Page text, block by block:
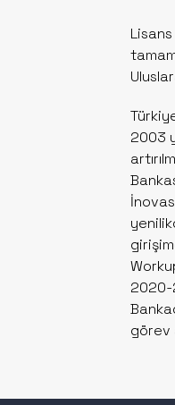
2003
2020-
görev